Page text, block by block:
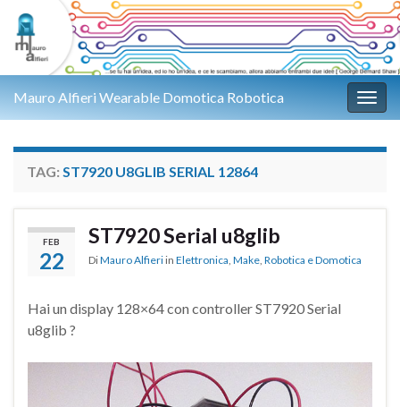
Mauro Alfieri Wearable Domotica Robotica
TAG: ST7920 U8GLIB SERIAL 12864
FEB
22
ST7920 Serial u8glib
DiMauro Alfieri in Elettronica, Make, Robotica e Domotica
Hai un display 128×64 con controller ST7920 Serial
u8glib ?